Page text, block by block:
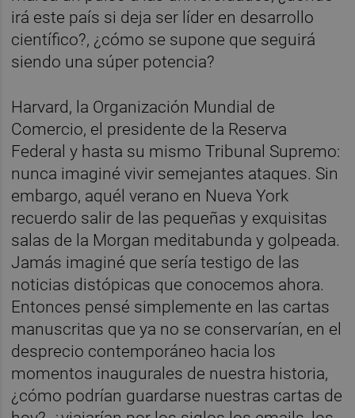
irá este país si deja ser líder en desarrollo
científico?, ¿cómo se supone que seguirá
siendo una súper potencia?
Harvard, la Organización Mundial de
Comercio, el presidente de la Reserva
Federal y hasta su mismo Tribunal Supremo:
nunca imaginé vivir semejantes ataques. Sin
embargo, aquél verano en Nueva York
recuerdo salir de las pequeñas y exquisitas
salas de la Morgan meditabunda y golpeada.
Jamás imaginé que sería testigo de las
noticias distópicas que conocemos ahora.
Entonces pensé simplemente en las cartas
manuscritas que ya no se conservarían, en el
desprecio contemporáneo hacia los
momentos inaugurales de nuestra historia,
¿cómo podrían guardarse nuestras cartas de